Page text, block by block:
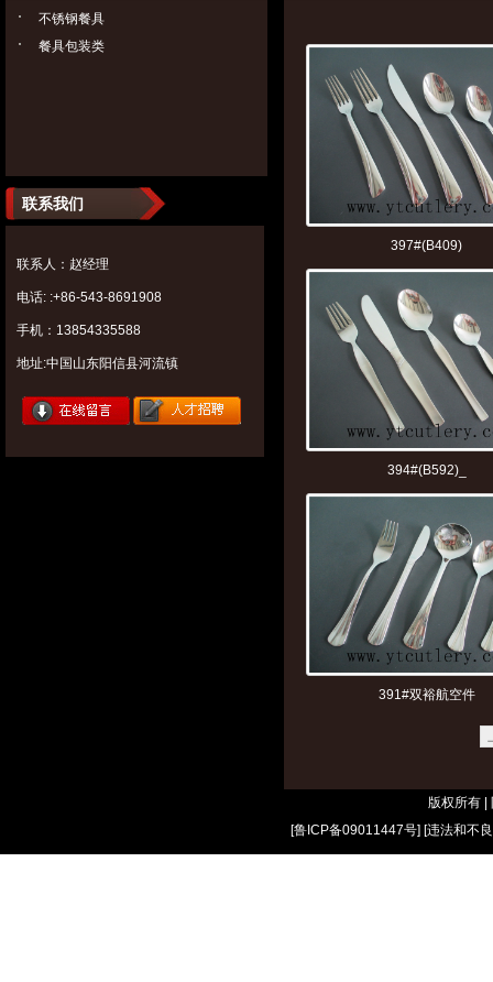
397#(B409)
394#(B592)_
391#双裕航空件
不锈钢餐具
餐具包装类
联系我们
联系人：赵经理
电话: :+86-543-8691908
手机：13854335588
地址:中国山东阳信县河流镇
版权所有 |
[鲁ICP备09011447号] [违法和不